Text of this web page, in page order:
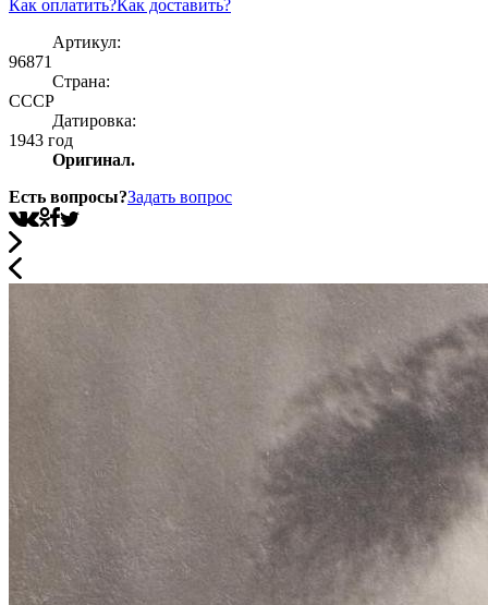
Как оплатить?Как доставить?
Артикул:
96871
Страна:
СССР
Датировка:
1943 год
Оригинал.
Есть вопросы?Задать вопрос